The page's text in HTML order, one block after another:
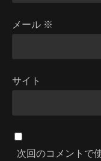
メール ※
サイト
次回のコメントで